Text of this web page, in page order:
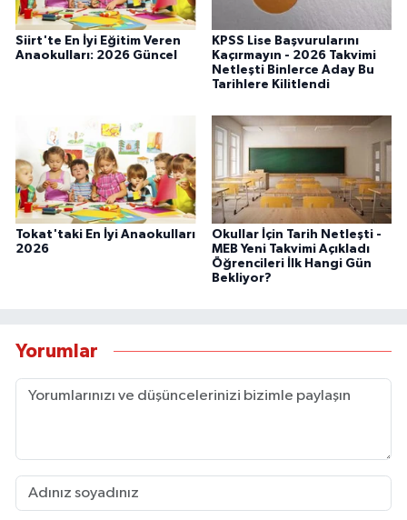
Siirt'te En İyi Eğitim Veren
Anaokulları: 2026 Güncel
KPSS Lise Başvurularını
Kaçırmayın - 2026 Takvimi
Netleşti Binlerce Aday Bu
Tarihlere Kilitlendi
Tokat'taki En İyi Anaokulları
2026
Okullar İçin Tarih Netleşti -
MEB Yeni Takvimi Açıkladı
Öğrencileri İlk Hangi Gün
Bekliyor?
Yorumlar